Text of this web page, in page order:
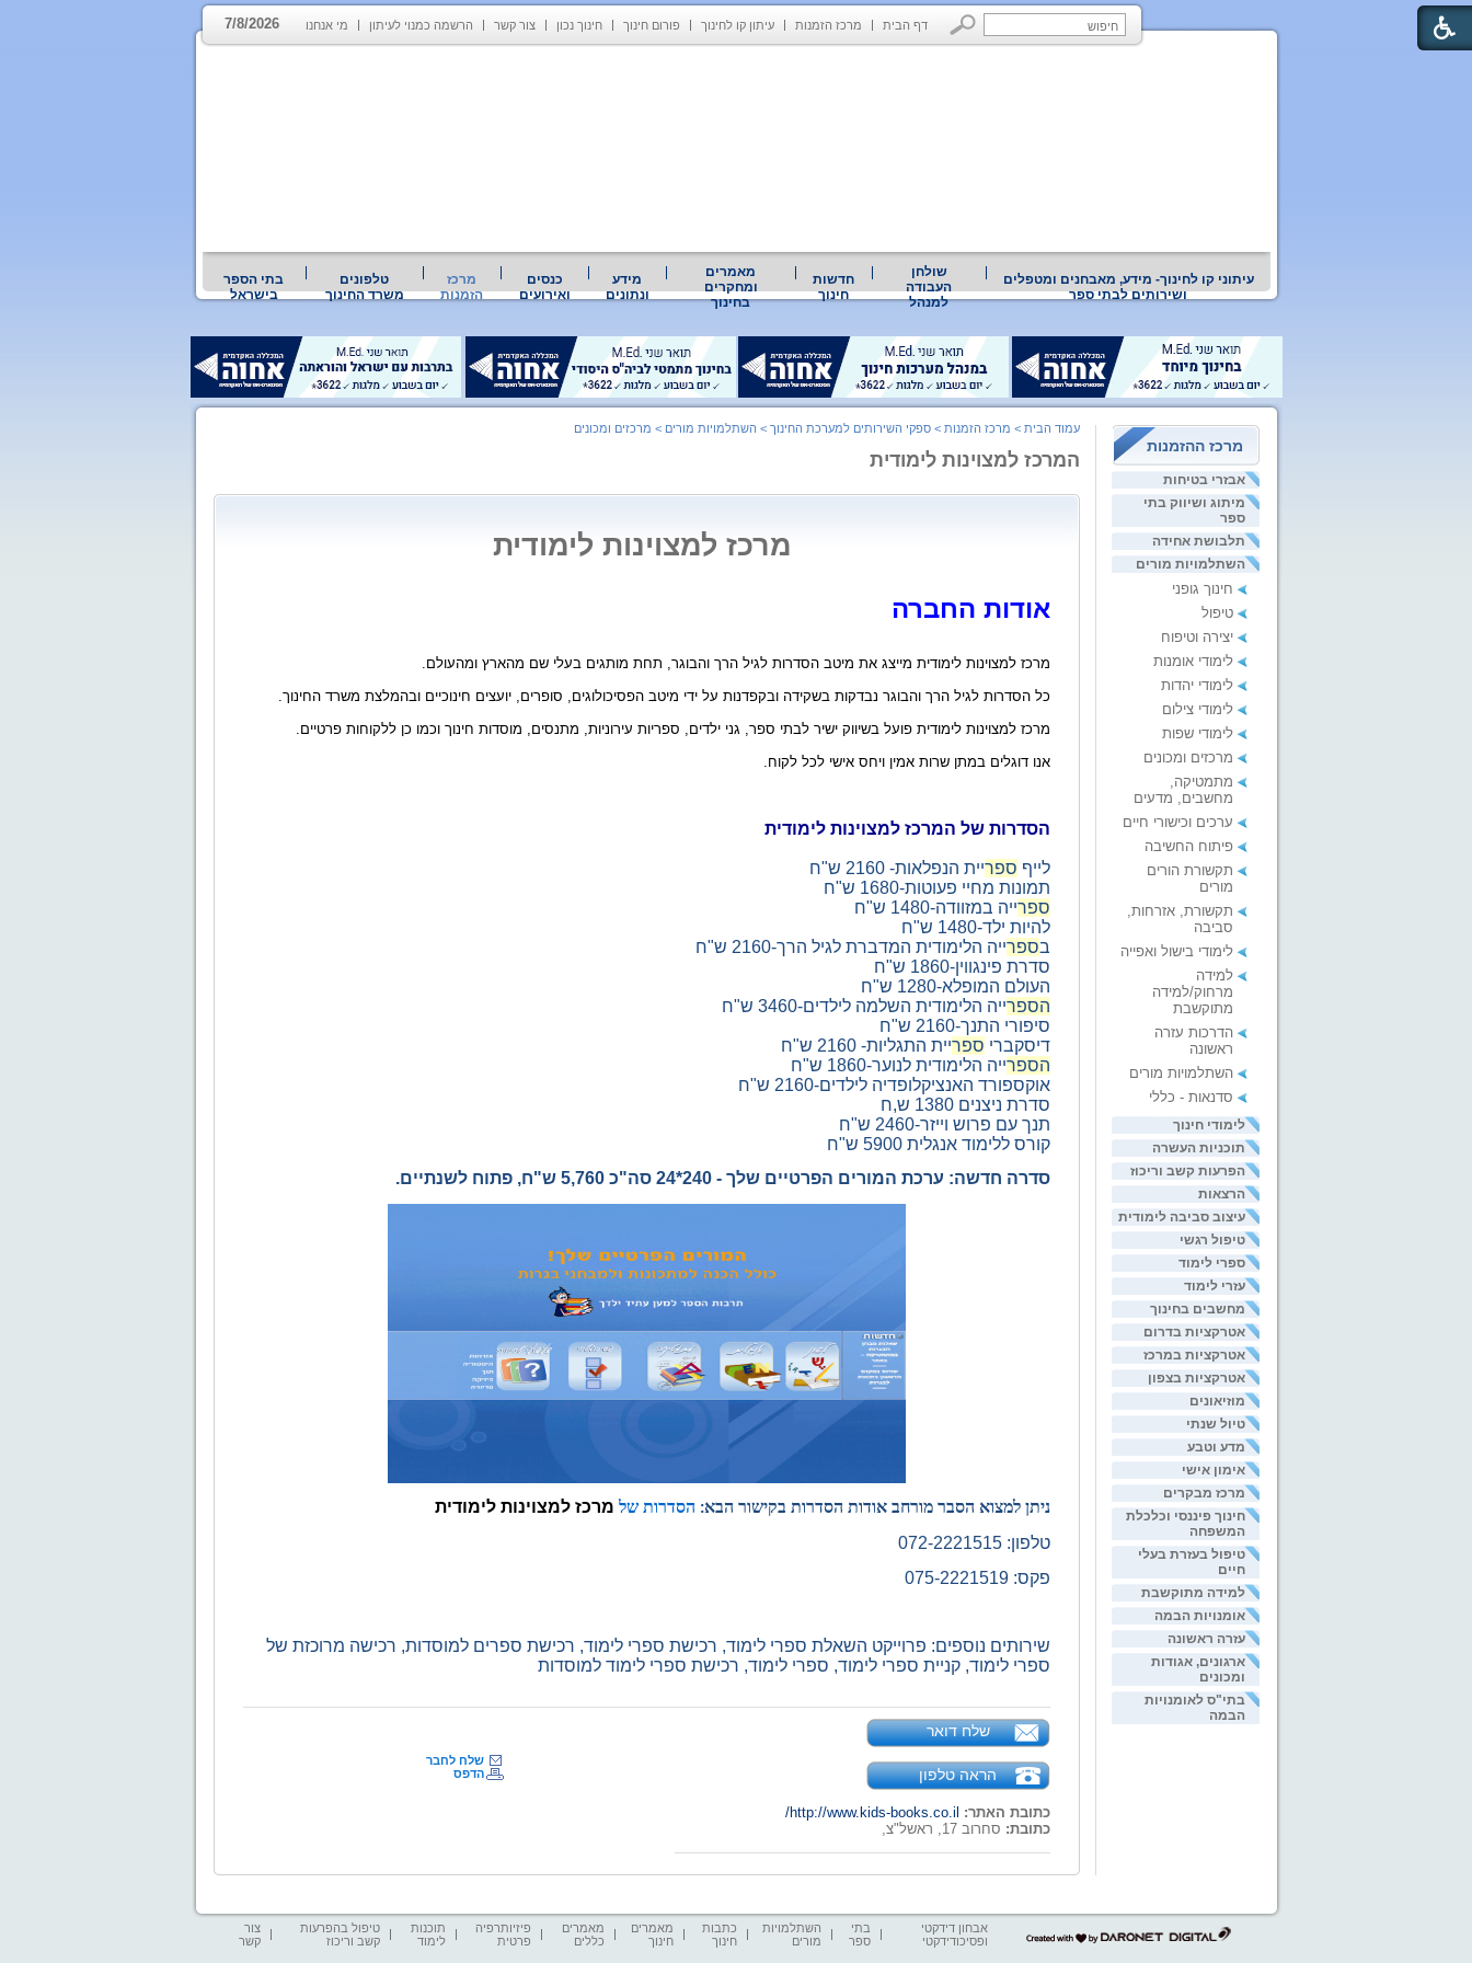
דף הבית מרכז הזמנות עיתון קו לחינוך פורום חינוך חינוך נכון צור קשר הרשמה כמנוי לעיתון מי אנחנו 7/8/2026
עיתוני קו לחינוך- מידע, מאבחנים ומטפלים
ושירותים לבתי ספר
שולחן
העבודה
למנהל
חדשות
חינוך
מאמרים
ומחקרים
בחינוך
מידע
ונתונים
כנסים
ואירועים
מרכז
הזמנות
טלפונים
משרד החינוך
בתי הספר
בישראל
מרכז ההזמנות
אבזרי בטיחות
מיתוג ושיווק בתי
ספר
תלבושת אחידה
השתלמויות מורים
חינוך גופני
טיפול
יצירה וטיפוח
לימודי אומנות
לימודי יהדות
לימודי צילום
לימודי שפות
מרכזים ומכונים
מתמטיקה,
מחשבים, מדעים
ערכים וכישורי חיים
פיתוח החשיבה
תקשורת הורים
מורים
תקשורת, אזרחות,
סביבה
לימודי בישול ואפייה
למידה
מרחוק/למידה
מתוקשבת
הדרכות עזרה
ראשונה
השתלמויות מורים
סדנאות - כללי
לימודי חינוך
תוכניות העשרה
הפרעות קשב וריכוז
הרצאות
עיצוב סביבה לימודית
טיפול רגשי
ספרי לימוד
עזרי לימוד
מחשבים בחינוך
אטרקציות בדרום
אטרקציות במרכז
אטרקציות בצפון
מוזיאונים
טיול שנתי
מדע וטבע
אימון אישי
מרכז מבקרים
חינוך פיננסי וכלכלת
המשפחה
טיפול בעזרת בעלי
חיים
למידה מתוקשבת
אומנויות הבמה
עזרה ראשונה
ארגונים, אגודות
ומכונים
בתי"ס לאומנויות
הבמה
עמוד הבית > מרכז הזמנות > ספקי השירותים למערכת החינוך > השתלמויות מורים > מרכזים ומכונים
המרכז למצוינות לימודית
מרכז למצוינות לימודית
אודות החברה
מרכז למצוינות לימודית מייצג את מיטב הסדרות לגיל הרך והבוגר, תחת מותגים בעלי שם מהארץ ומהעולם.
כל הסדרות לגיל הרך והבוגר נבדקות בשקידה ובקפדנות על ידי מיטב הפסיכולוגים, סופרים, יועצים חינוכיים ובהמלצת משרד החינוך.
מרכז למצוינות לימודית פועל בשיווק ישיר לבתי ספר, גני ילדים, ספריות עירוניות, מתנסים, מוסדות חינוך וכמו כן ללקוחות פרטיים.
אנו דוגלים במתן שרות אמין ויחס אישי לכל לקוח.
הסדרות של המרכז למצוינות לימודית
לייף ספריית הנפלאות- 2160 ש"ח
תמונות מחיי פעוטות-1680 ש"ח
ספרייה במזוודה-1480 ש"ח
להיות ילד-1480 ש"ח
בספרייה הלימודית המדברת לגיל הרך-2160 ש"ח
סדרת פינגווין-1860 ש"ח
העולם המופלא-1280 ש"ח
הספרייה הלימודית השלמה לילדים-3460 ש"ח
סיפורי התנך-2160 ש"ח
דיסקברי ספריית התגליות- 2160 ש"ח
הספרייה הלימודית לנוער-1860 ש"ח
אוקספורד האנציקלופדיה לילדים-2160 ש"ח
סדרת ניצנים 1380 ש,ח
תנך עם פרוש וייזר-2460 ש"ח
קורס ללימוד אנגלית 5900 ש"ח
סדרה חדשה: ערכת המורים הפרטיים שלך - 240*24 סה"כ 5,760 ש"ח, פתוח לשנתיים.
ניתן למצוא הסבר מורחב אודות הסדרות בקישור הבא: הסדרות של מרכז למצוינות לימודית
טלפון: 072-2221515
פקס: 075-2221519
שירותים נוספים: פרוייקט השאלת ספרי לימוד, רכישת ספרי לימוד, רכישת ספרים למוסדות, רכישה מרוכזת של
ספרי לימוד, קניית ספרי לימוד, ספרי לימוד, רכישת ספרי לימוד למוסדות
שלח דואר
הראה טלפון
כתובת האתר: http://www.kids-books.co.il/
כתובת: סחרוב 17, ראשל"צ,
שלח לחבר
הדפס
דרונט
אבחון דידקטי
ופסיכודידקטי
בתי
ספר
השתלמויות
מורים
כתבות
חינוך
מאמרים
חינוך
מאמרים
כללים
פיזיותרפיה
פרטית
תוכנות
לימוד
טיפול בהפרעות
קשב וריכוז
צור
קשר